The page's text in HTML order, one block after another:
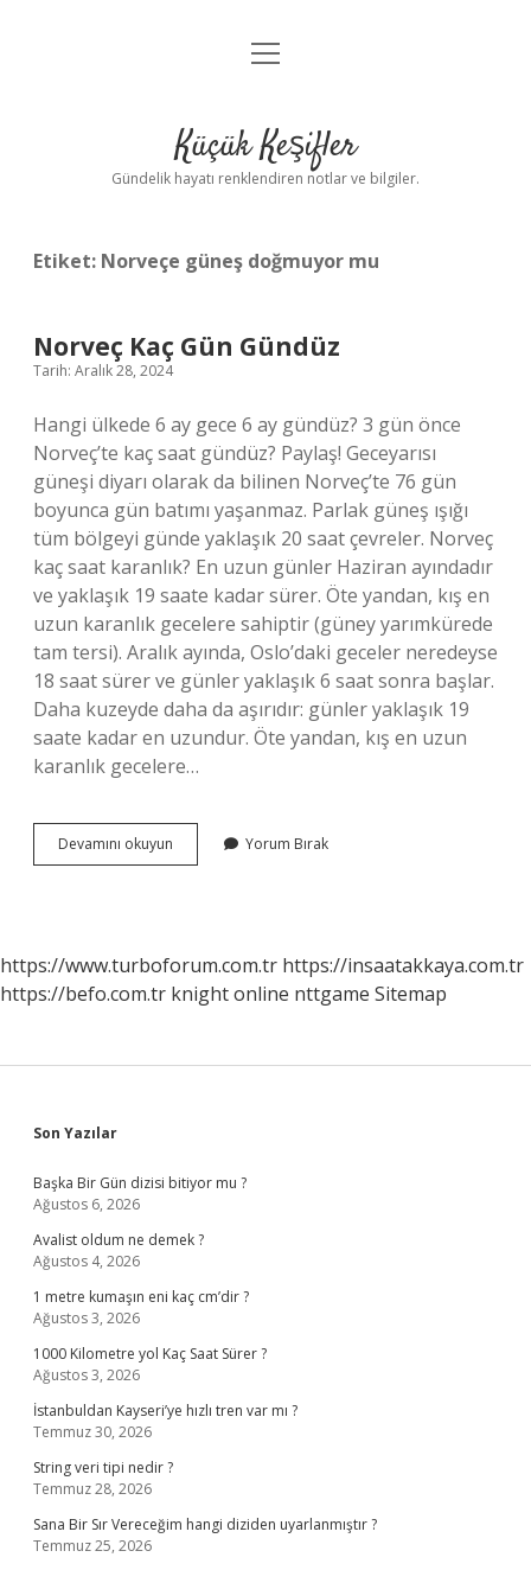
Anasayfa
Yasal Uyarı
menüyü
Küçük Keşifler
Gündelik hayatı renklendiren notlar ve bilgiler.
Etiket: Norveçe güneş doğmuyor mu
Norveç Kaç Gün Gündüz
Tarih: Aralık 28, 2024
Hangi ülkede 6 ay gece 6 ay gündüz? 3 gün önce
Norveç’te kaç saat gündüz? Paylaş! Geceyarısı
güneşi diyarı olarak da bilinen Norveç’te 76 gün
boyunca gün batımı yaşanmaz. Parlak güneş ışığı
tüm bölgeyi günde yaklaşık 20 saat çevreler. Norveç
kaç saat karanlık? En uzun günler Haziran ayındadır
ve yaklaşık 19 saate kadar sürer. Öte yandan, kış en
uzun karanlık gecelere sahiptir (güney yarımkürede
tam tersi). Aralık ayında, Oslo’daki geceler neredeyse
18 saat sürer ve günler yaklaşık 6 saat sonra başlar.
Daha kuzeyde daha da aşırıdır: günler yaklaşık 19
saate kadar en uzundur. Öte yandan, kış en uzun
karanlık gecelere…
Devamını okuyun
Kaç
Yorum Bırak
https://www.turboforum.com.tr https://insaatakkaya.com.tr
https://befo.com.tr knight online nttgame Sitemap
Sidebar
Son Yazılar
Başka Bir Gün dizisi bitiyor mu ?
Ağustos 6, 2026
Avalist oldum ne demek ?
Ağustos 4, 2026
1 metre kumaşın eni kaç cm’dir ?
Ağustos 3, 2026
1000 Kilometre yol Kaç Saat Sürer ?
Ağustos 3, 2026
İstanbuldan Kayseri’ye hızlı tren var mı ?
Temmuz 30, 2026
String veri tipi nedir ?
Temmuz 28, 2026
Sana Bir Sır Vereceğim hangi diziden uyarlanmıştır ?
Temmuz 25, 2026